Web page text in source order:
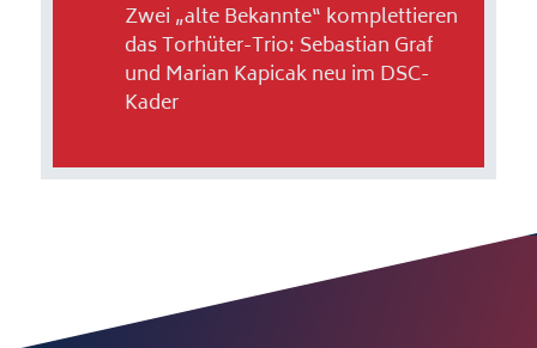
Zwei „alte Bekannte“ komplettieren
das Torhüter-Trio: Sebastian Graf
und Marian Kapicak neu im DSC-
Kader